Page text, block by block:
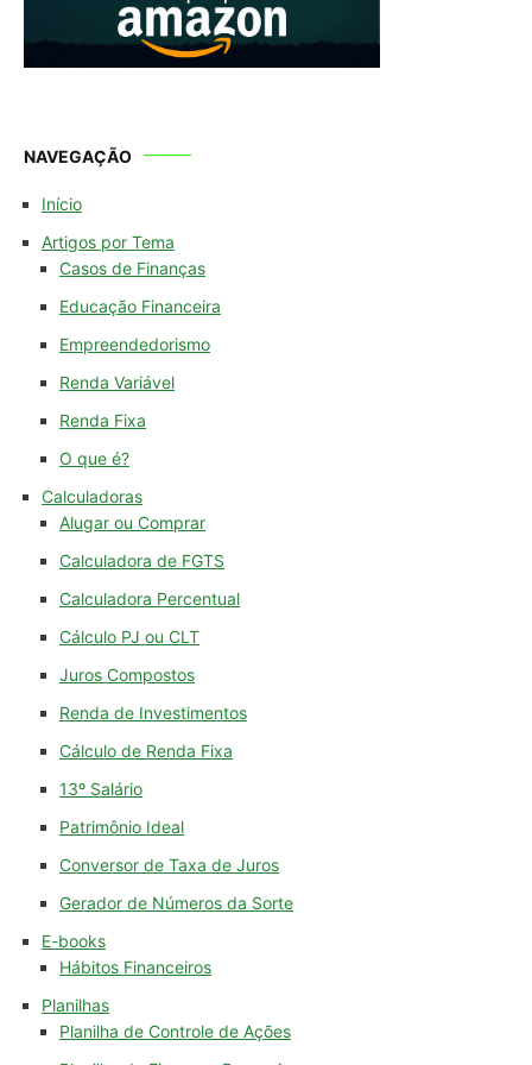
NAVEGAÇÃO
Início
Artigos por Tema
Casos de Finanças
Educação Financeira
Empreendedorismo
Renda Variável
Renda Fixa
O que é?
Calculadoras
Alugar ou Comprar
Calculadora de FGTS
Calculadora Percentual
Cálculo PJ ou CLT
Juros Compostos
Renda de Investimentos
Cálculo de Renda Fixa
13º Salário
Patrimônio Ideal
Conversor de Taxa de Juros
Gerador de Números da Sorte
E-books
Hábitos Financeiros
Planilhas
Planilha de Controle de Ações